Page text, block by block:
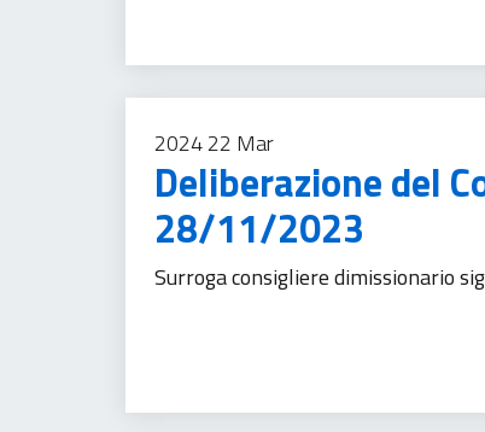
202422 Mar
Deliberazione del
28/11/2023
Surroga consigliere dimissionario